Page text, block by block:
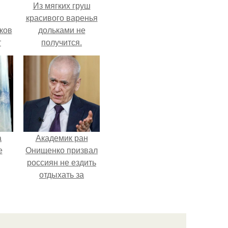
Из мягких груш
красивого варенья
дольками не
получится.
Академик ран
Онищенко призвал
россиян не ездить
отдыхать за
Когда у нас в